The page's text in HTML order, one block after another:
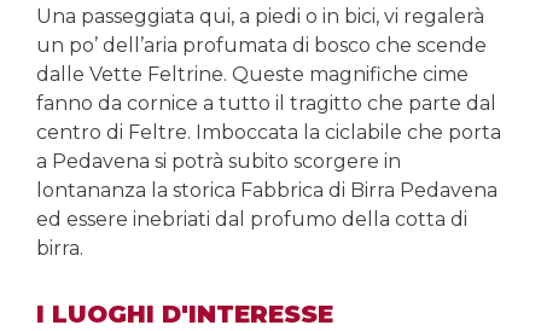
Una passeggiata qui, a piedi o in bici, vi regalerà
un po’ dell’aria profumata di bosco che scende
dalle Vette Feltrine. Queste magnifiche cime
fanno da cornice a tutto il tragitto che parte dal
centro di Feltre. Imboccata la ciclabile che porta
a Pedavena si potrà subito scorgere in
lontananza la storica Fabbrica di Birra Pedavena
ed essere inebriati dal profumo della cotta di
birra.
I LUOGHI D'INTERESSE